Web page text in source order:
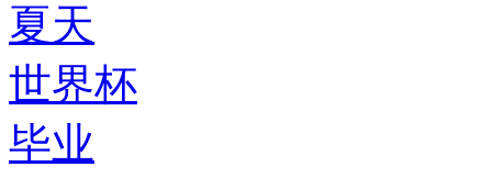
夏天
世界杯
毕业